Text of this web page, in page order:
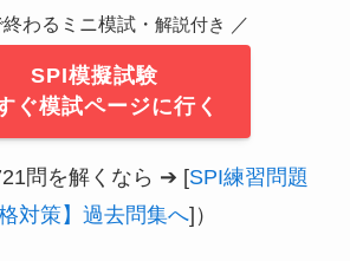
わるミニ模試・ 解説付き ／
SPI模擬試験
ぐ模試ページに行く
問を解くなら ➔ [SPI練習問題
格対策】過去問集へ]）